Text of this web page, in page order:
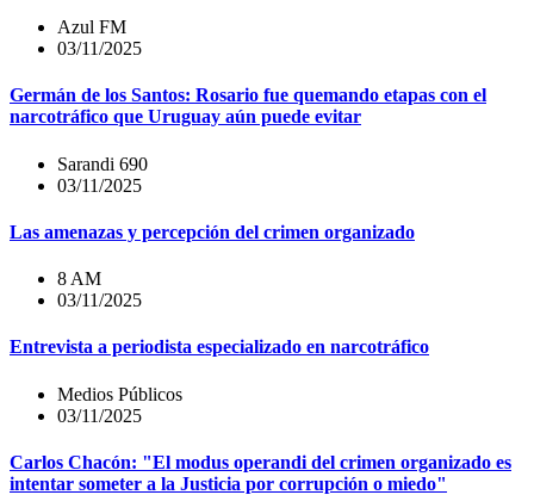
Azul FM
03/11/2025
Germán de los Santos: Rosario fue quemando etapas con el
narcotráfico que Uruguay aún puede evitar
Sarandi 690
03/11/2025
Las amenazas y percepción del crimen organizado
8 AM
03/11/2025
Entrevista a periodista especializado en narcotráfico
Medios Públicos
03/11/2025
Carlos Chacón: "El modus operandi del crimen organizado es
intentar someter a la Justicia por corrupción o miedo"